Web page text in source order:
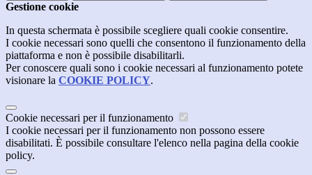
Gestione cookie
In questa schermata è possibile scegliere quali cookie consentire.
I cookie necessari sono quelli che consentono il funzionamento della
piattaforma e non è possibile disabilitarli.
Per conoscere quali sono i cookie necessari al funzionamento potete
visionare la COOKIE POLICY.
Cookie necessari per il funzionamento
I cookie necessari per il funzionamento non possono essere
disabilitati. È possibile consultare l'elenco nella pagina della cookie
policy.